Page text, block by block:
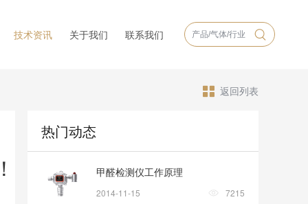
技术资讯 关于我们 联系我们
返回列表
热门动态
甲醛检测仪工作原理
2014-11-15 7215